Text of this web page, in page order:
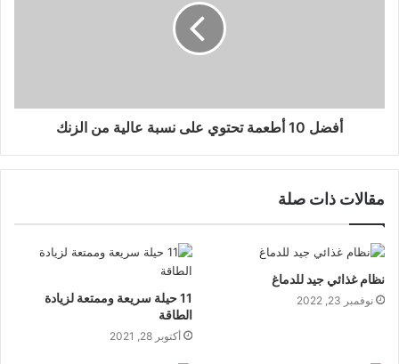
أفضل 10 أطعمة تحتوي على نسبة عالية من الزنك
مقالات ذات صلة
نظام غذائي جيد للدماغ
نوفمبر 23, 2022
11 حيلة سريعة وممتعة لزيادة
الطاقة
أكتوبر 28, 2021